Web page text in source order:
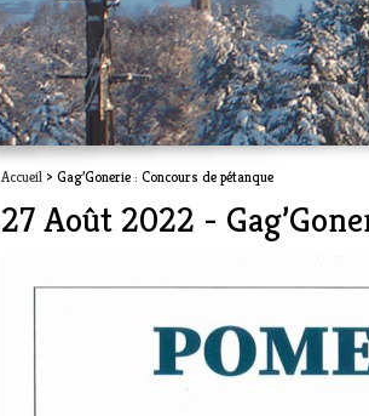
Accueil > Gag’Gonerie : Concours de pétanque
27 Août 2022 -